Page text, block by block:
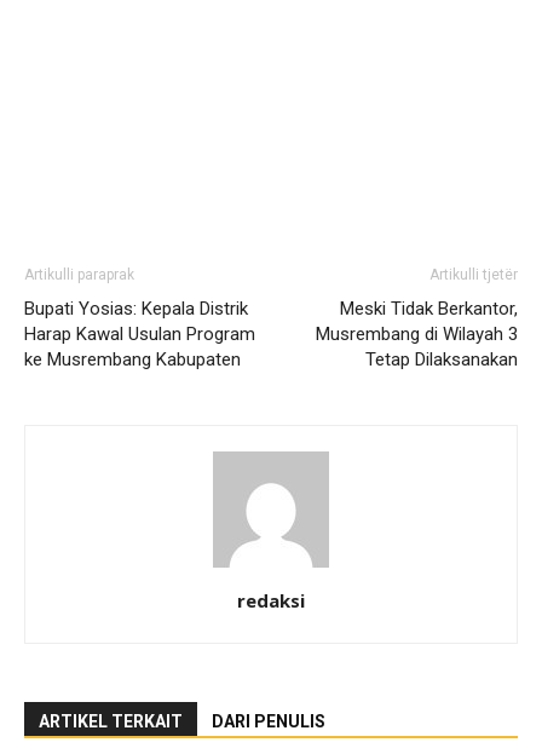
Artikulli paraprak
Bupati Yosias: Kepala Distrik
Harap Kawal Usulan Program
ke Musrembang Kabupaten
Artikulli tjetër
Meski Tidak Berkantor,
Musrembang di Wilayah 3
Tetap Dilaksanakan
redaksi
ARTIKEL TERKAIT DARI PENULIS